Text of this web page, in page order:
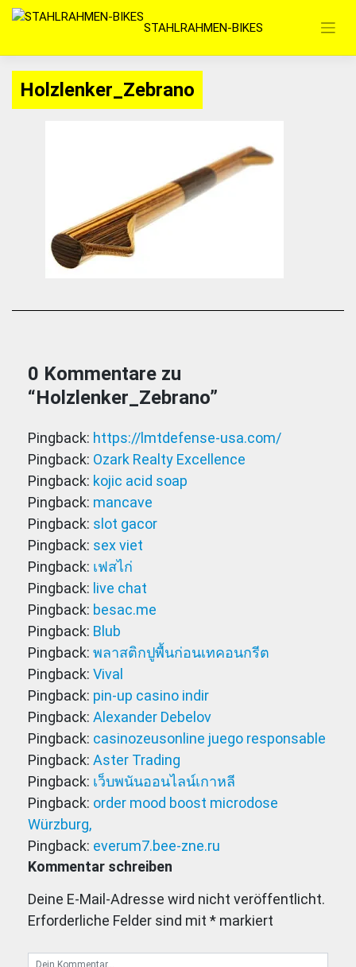
Zum
springen
STAHLRAHMEN-BIKES
Holzlenker_Zebrano
0 Kommentare zu
“Holzlenker_Zebrano”
Pingback: https://lmtdefense-usa.com/
Pingback: Ozark Realty Excellence
Pingback: kojic acid soap
Pingback: mancave
Pingback: slot gacor
Pingback: sex viet
Pingback: เฟสไก่
Pingback: live chat
Pingback: besac.me
Pingback: Blub
Pingback: พลาสติกปูพื้นก่อนเทคอนกรีต
Pingback: Vival
Pingback: pin-up casino indir
Pingback: Alexander Debelov
Pingback: casinozeusonline juego responsable
Pingback: Aster Trading
Pingback: เว็บพนันออนไลน์เกาหลี
Pingback: order mood boost microdose
Würzburg,
Pingback: everum7.bee-zne.ru
Kommentar schreiben
Deine E-Mail-Adresse wird nicht veröffentlicht.
Erforderliche Felder sind mit * markiert